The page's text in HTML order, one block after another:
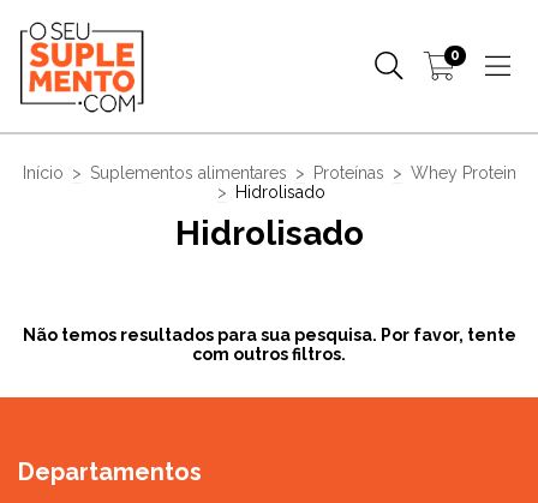
0
Início > Suplementos alimentares > Proteínas > Whey Protein
>
Hidrolisado
Hidrolisado
Não temos resultados para sua pesquisa. Por favor, tente
com outros filtros.
Departamentos